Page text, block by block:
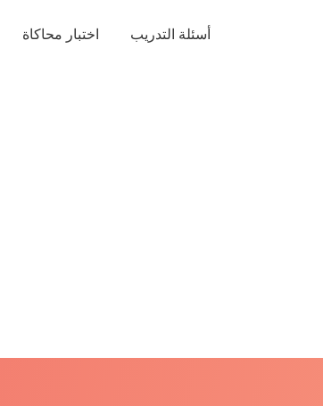
أسئلة التدريب اختبار محاكاة